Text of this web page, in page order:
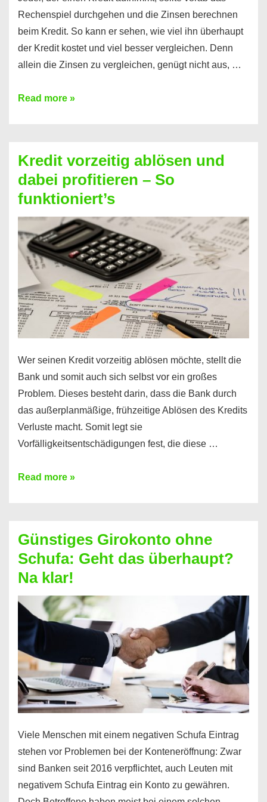
Rechenspiel durchgehen und die Zinsen berechnen
beim Kredit. So kann er sehen, wie viel ihn überhaupt
der Kredit kostet und viel besser vergleichen. Denn
allein die Zinsen zu vergleichen, genügt nicht aus, …
Ganz
Kredit
berechnen
–
Mit
diesen
Regeln!
Read more »
Kredit vorzeitig ablösen und
dabei profitieren – So
funktioniert’s
Wer seinen Kredit vorzeitig ablösen möchte, stellt die
Bank und somit auch sich selbst vor ein großes
Problem. Dieses besteht darin, dass die Bank durch
das außerplanmäßige, frühzeitige Ablösen des Kredits
Verluste macht. Somit legt sie
Vorfälligkeitsentschädigungen fest, die diese …
Kredit
dabei
profitieren
–
So
funktioniert’s
Read more »
Günstiges Girokonto ohne
Schufa: Geht das überhaupt?
Na klar!
Viele Menschen mit einem negativen Schufa Eintrag
stehen vor Problemen bei der Konteneröffnung: Zwar
sind Banken seit 2016 verpflichtet, auch Leuten mit
negativem Schufa Eintrag ein Konto zu gewähren.